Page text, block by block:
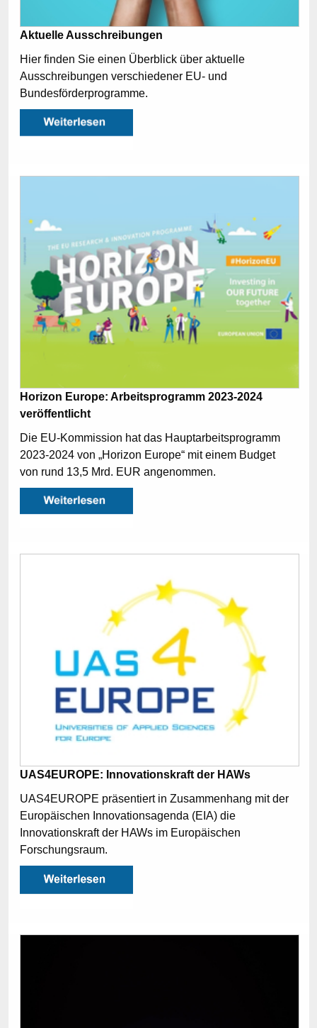
Aktuelle Ausschreibungen
Hier finden Sie einen Überblick über aktuelle
Ausschreibungen verschiedener EU- und
Bundesförderprogramme.
Horizon Europe: Arbeitsprogramm 2023-2024
veröffentlicht
Die EU-Kommission hat das Hauptarbeitsprogramm
2023-2024 von „Horizon Europe“ mit einem Budget
von rund 13,5 Mrd. EUR angenommen.
UAS4EUROPE: Innovationskraft der HAWs
UAS4EUROPE präsentiert in Zusammenhang mit der
Europäischen Innovationsagenda (EIA) die
Innovationskraft der HAWs im Europäischen
Forschungsraum.